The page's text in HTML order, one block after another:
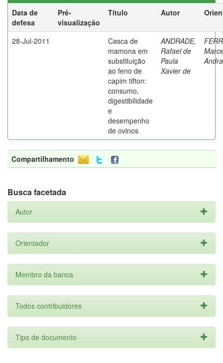
Data de
defesa
Pré-
visualização
Título Autor
28-Jul-2011
Casca de
mamona em
substituição
ao feno de
capim tifton:
consumo,
digestibilidade
e
desempenho
de ovinos
ANDRADE,
Rafael de
Paula
Xavier de
Compartilhamento
Busca facetada
Autor
Orientador
Membro da banca
Todos contribuidores
Tipo de documento